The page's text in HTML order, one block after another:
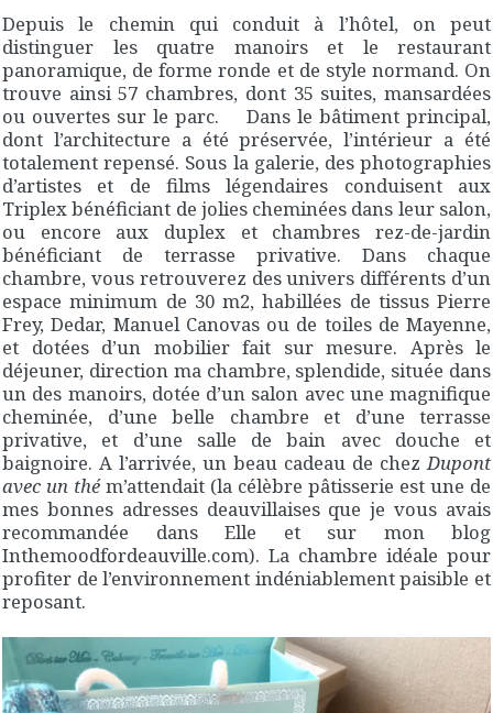
Depuis le chemin qui conduit à l’hôtel, on peut
distinguer les quatre manoirs et le restaurant
panoramique, de forme ronde et de style normand. On
trouve ainsi 57 chambres, dont 35 suites, mansardées
ou ouvertes sur le parc. Dans le bâtiment principal,
dont l’architecture a été préservée, l’intérieur a été
totalement repensé. Sous la galerie, des photographies
d’artistes et de films légendaires conduisent aux
Triplex bénéficiant de jolies cheminées dans leur salon,
ou encore aux duplex et chambres rez-de-jardin
bénéficiant de terrasse privative. Dans chaque
chambre, vous retrouverez des univers différents d’un
espace minimum de 30 m2, habillées de tissus Pierre
Frey, Dedar, Manuel Canovas ou de toiles de Mayenne,
et dotées d’un mobilier fait sur mesure. Après le
déjeuner, direction ma chambre, splendide, située dans
un des manoirs, dotée d’un salon avec une magnifique
cheminée, d’une belle chambre et d’une terrasse
privative, et d’une salle de bain avec douche et
baignoire. A l’arrivée, un beau cadeau de chezDupont
avec un thém’attendait (la célèbre pâtisserie est une de
mes bonnes adresses deauvillaises que je vous avais
recommandée dans Elle et sur mon blog
Inthemoodfordeauville.com). La chambre idéale pour
profiter de l’environnement indéniablement paisible et
reposant.